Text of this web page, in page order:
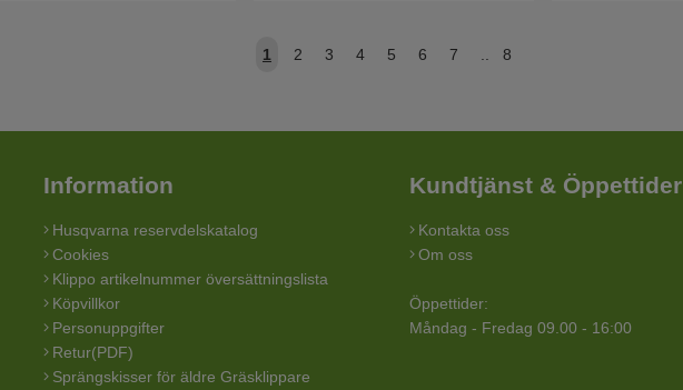
1 2 3 4 5 6 7 8
Information
Husqvarna reservdelskatalog
Cookies
Klippo artikelnummer översättningslista
Köpvillkor
Personuppgifter
Retur(PDF)
Sprängskisser för äldre Gräsklippare
Kundtjänst & Öppettider
Kontakta oss
Om oss
Öppettider:
Måndag - Fredag 09.00 - 16:00